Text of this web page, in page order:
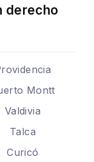
derecho
Montt
Valdivia
Talca
Curicó